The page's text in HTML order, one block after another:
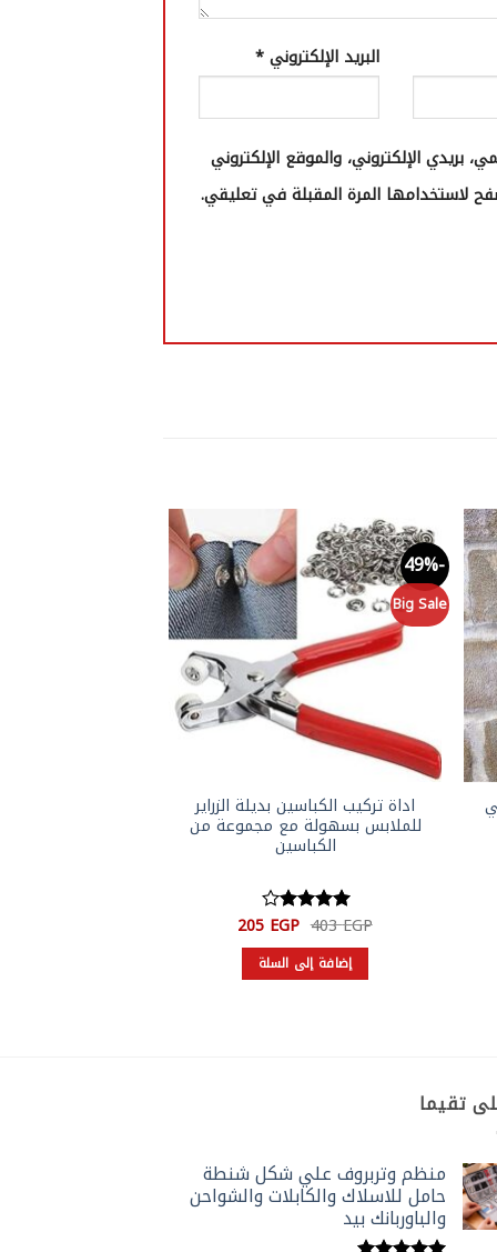
البريد الإلكتروني*
بريدي الإلكتروني، والموقع الإلكتروني
لاستخدامها المرة المقبلة في تعليقي.
Add
-49%
Big Sale
Add to
wishlist
اداة تركيب الكباسين بديلة الزراير
للملابس بسهولة مع مجموعة من
الكباسين
تم
من 5
403EGP السعر
الأصلي
هو:
403 EGP.
205 EGP السعر
الحالي
إضافة إلى السلة
تقيما
منظم وتربروف علي شكل شنطة
حامل للاسلاك والكابلات والشواحن
والباوربانك بيد